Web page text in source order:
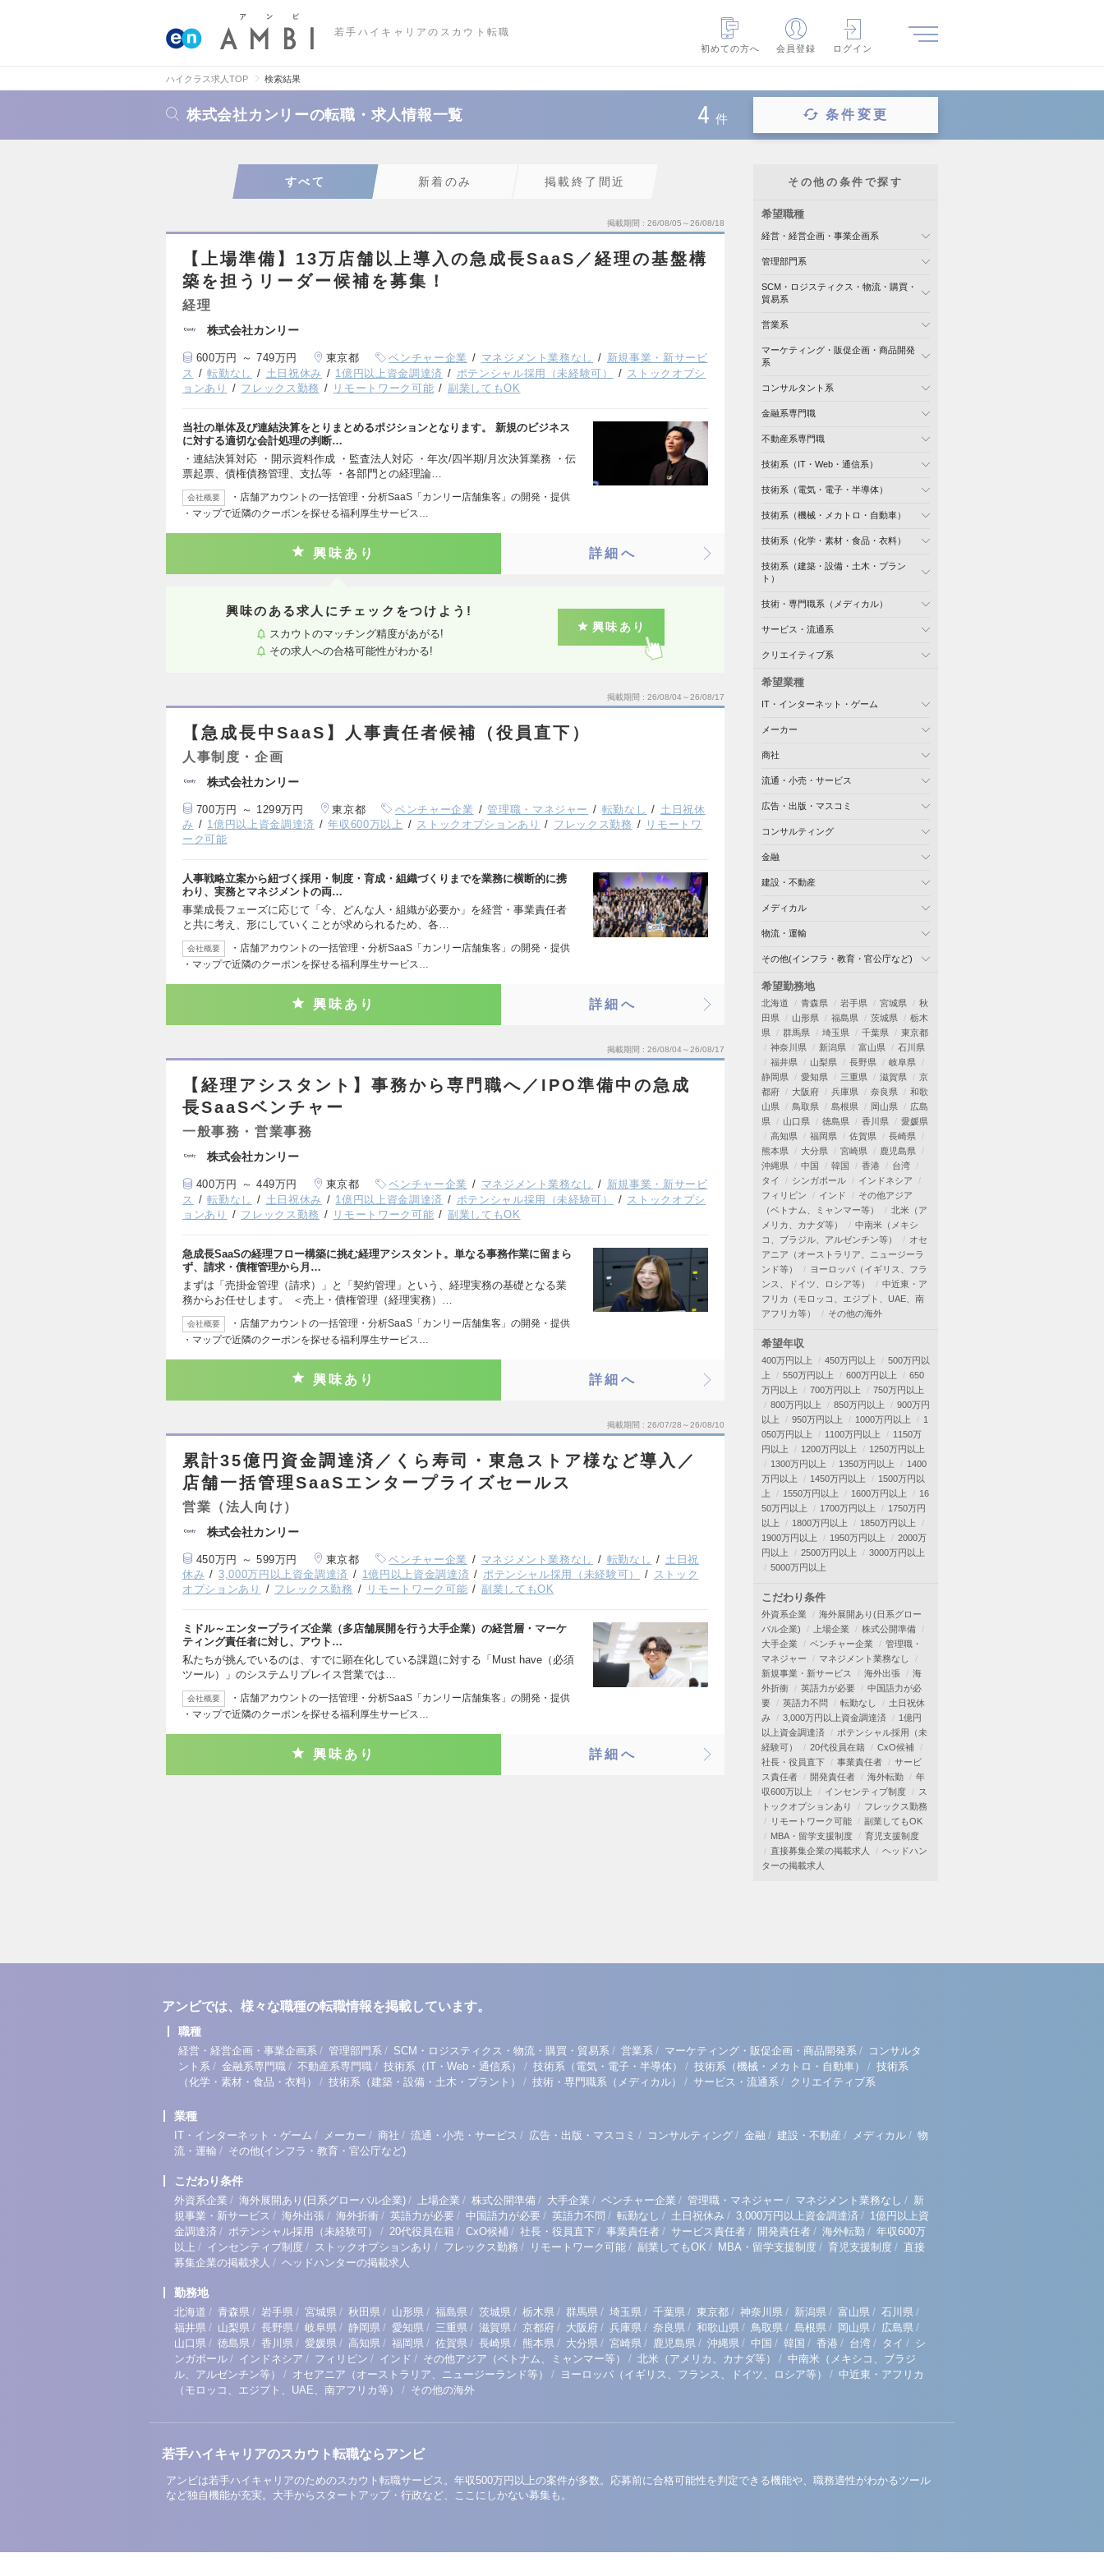
若手ハイキャリアのスカウト転職
初めての方へ
会員登録 ログイン
ハイクラス求人TOP 検索結果
株式会社カンリーの転職・求人情報一覧 4 件 条件変更
すべて 新着のみ 掲載終了間近
掲載期間 26/08/05～26/08/18
【上場準備】13万店舗以上導入の急成長SaaS／経理の基盤構
築を担うリーダー候補を募集！
経理
株式会社カンリー
600万円 ～ 749万円 東京都 ベンチャー企業 マネジメント業務なし
新規事業・新サービ
ス
転勤なし 土日祝休み 1億円以上資金調達済 ポテンシャル採用（未経験可）
ストックオプシ
ョンあり
フレックス勤務 リモートワーク可能 副業してもOK
当社の単体及び連結決算をとりまとめるポジションとなります。 新規のビジネス
に対する適切な会計処理の判断…
・連結決算対応 ・開示資料作成 ・監査法人対応 ・年次/四半期/月次決算業務 ・伝
票起票、債権債務管理、支払等 ・各部門との経理論…
会社概要
・店舗アカウントの一括管理・分析SaaS「カンリー店舗集客」の開発・提供
・マップで近隣のクーポンを探せる福利厚生サービス…
興味あり 詳細へ
興味のある求人にチェックをつけよう!
スカウトのマッチング精度があがる!
その求人への合格可能性がわかる!
興味あり
掲載期間 26/08/04～26/08/17
【急成長中SaaS】人事責任者候補（役員直下）
人事制度・企画
株式会社カンリー
700万円 ～ 1299万円 東京都 ベンチャー企業 管理職・マネジャー 転勤なし
土日祝休
み
1億円以上資金調達済 年収600万以上 ストックオプションあり フレックス勤務
リモートワ
ーク可能
人事戦略立案から紐づく採用・制度・育成・組織づくりまでを業務に横断的に携
わり、実務とマネジメントの両…
事業成長フェーズに応じて「今、どんな人・組織が必要か」を経営・事業責任者
と共に考え、形にしていくことが求められるため、各…
会社概要
・店舗アカウントの一括管理・分析SaaS「カンリー店舗集客」の開発・提供
・マップで近隣のクーポンを探せる福利厚生サービス…
興味あり 詳細へ
掲載期間 26/08/04～26/08/17
【経理アシスタント】事務から専門職へ／IPO準備中の急成
長SaaSベンチャー
一般事務・営業事務
株式会社カンリー
400万円 ～ 449万円 東京都 ベンチャー企業 マネジメント業務なし
新規事業・新サービ
ス
転勤なし 土日祝休み 1億円以上資金調達済 ポテンシャル採用（未経験可）
ストックオプシ
ョンあり
フレックス勤務 リモートワーク可能 副業してもOK
急成長SaaSの経理フロー構築に挑む経理アシスタント。単なる事務作業に留まら
ず、請求・債権管理から月…
まずは「売掛金管理（請求）」と「契約管理」という、経理実務の基礎となる業
務からお任せします。 ＜売上・債権管理（経理実務）…
会社概要
・店舗アカウントの一括管理・分析SaaS「カンリー店舗集客」の開発・提供
・マップで近隣のクーポンを探せる福利厚生サービス…
興味あり 詳細へ
掲載期間 26/07/28～26/08/10
累計35億円資金調達済／くら寿司・東急ストア様など導入／
店舗一括管理SaaSエンタープライズセールス
営業（法人向け）
株式会社カンリー
450万円 ～ 599万円 東京都 ベンチャー企業 マネジメント業務なし 転勤なし
土日祝
休み
3,000万円以上資金調達済 1億円以上資金調達済 ポテンシャル採用（未経験可）
ストック
オプションあり
フレックス勤務 リモートワーク可能 副業してもOK
ミドル～エンタープライズ企業（多店舗展開を行う大手企業）の経営層・マーケ
ティング責任者に対し、アウト…
私たちが挑んでいるのは、すでに顕在化している課題に対する「Must have（必須
ツール）」のシステムリプレイス営業では…
会社概要
・店舗アカウントの一括管理・分析SaaS「カンリー店舗集客」の開発・提供
・マップで近隣のクーポンを探せる福利厚生サービス…
興味あり 詳細へ
その他の条件で探す
希望職種
経営・経営企画・事業企画系
管理部門系
SCM・ロジスティクス・物流・購買・
貿易系
営業系
マーケティング・販促企画・商品開発
系
コンサルタント系
金融系専門職
不動産系専門職
技術系（IT・Web・通信系）
技術系（電気・電子・半導体）
技術系（機械・メカトロ・自動車）
技術系（化学・素材・食品・衣料）
技術系（建築・設備・土木・プラン
ト）
技術・専門職系（メディカル）
サービス・流通系
クリエイティブ系
希望業種
IT・インターネット・ゲーム
メーカー
商社
流通・小売・サービス
広告・出版・マスコミ
コンサルティング
金融
建設・不動産
メディカル
物流・運輸
その他(インフラ・教育・官公庁など)
希望勤務地
北海道 青森県 岩手県 宮城県
秋
田県
山形県 福島県 茨城県
栃木
県
群馬県 埼玉県 千葉県
東京都
神奈川県
新潟県 富山県
石川県
福井県
山梨県 長野県
岐阜県
静岡県
愛知県 三重県 滋賀県
京
都府
大阪府 兵庫県 奈良県
和歌
山県
鳥取県 島根県 岡山県
広島
県
山口県 徳島県 香川県
愛媛県
高知県
福岡県 佐賀県
長崎県
熊本県
大分県 宮崎県
鹿児島県
沖縄県
中国 韓国 香港
台湾
タイ
シンガポール
インドネシア
フィリピン
インド
その他アジア
（ベトナム、ミャンマー等）
北米（ア
メリカ、カナダ等）
中南米（メキシ
コ、ブラジル、アルゼンチン等）
オセ
アニア（オーストラリア、ニュージーラ
ンド等）
ヨーロッパ（イギリス、フラ
ンス、ドイツ、ロシア等）
中近東・ア
フリカ（モロッコ、エジプト、UAE、南
アフリカ等）
その他の海外
希望年収
400万円以上 450万円以上
500万円以
上
550万円以上 600万円以上
650
万円以上
700万円以上
750万円以上
800万円以上
850万円以上
900万円
以上
950万円以上 1000万円以上
1
050万円以上
1100万円以上
1150万
円以上
1200万円以上
1250万円以上
1300万円以上
1350万円以上
1400
万円以上
1450万円以上
1500万円以
上
1550万円以上 1600万円以上
16
50万円以上
1700万円以上
1750万円
以上
1800万円以上
1850万円以上
1900万円以上
1950万円以上
2000万
円以上
2500万円以上
3000万円以上
5000万円以上
こだわり条件
外資系企業
海外展開あり(日系グロー
バル企業)
上場企業
株式公開準備
大手企業
ベンチャー企業
管理職・
マネジャー
マネジメント業務なし
新規事業・新サービス
海外出張
海
外折衝
英語力が必要
中国語力が必
要
英語力不問 転勤なし
土日祝休
み
3,000万円以上資金調達済
1億円
以上資金調達済
ポテンシャル採用（未
経験可）
20代役員在籍
CxO候補
社長・役員直下
事業責任者
サービ
ス責任者
開発責任者 海外転勤
年
収600万以上
インセンティブ制度
ス
トックオプションあり
フレックス勤務
リモートワーク可能
副業してもOK
MBA・留学支援制度
育児支援制度
直接募集企業の掲載求人
ヘッドハン
ターの掲載求人
アンビでは、様々な職種の転職情報を掲載しています。
職種
経営・経営企画・事業企画系 / 管理部門系 / SCM・ロジスティクス・物流・購買・貿易系 / 営業系 / マーケティング・販促企画・商品開発系 / コンサルタ
ント系 / 金融系専門職 / 不動産系専門職 / 技術系（IT・Web・通信系） / 技術系（電気・電子・半導体） / 技術系（機械・メカトロ・自動車） / 技術系
（化学・素材・食品・衣料）
/ 技術系（建築・設備・土木・プラント） / 技術・専門職系（メディカル） / サービス・流通系 / クリエイティブ系
業種
IT・インターネット・ゲーム / メーカー / 商社 / 流通・小売・サービス / 広告・出版・マスコミ / コンサルティング / 金融 / 建設・不動産 / メディカル / 物
流・運輸 / その他(インフラ・教育・官公庁など)
こだわり条件
外資系企業 / 海外展開あり(日系グローバル企業) / 上場企業 / 株式公開準備 / 大手企業 / ベンチャー企業 / 管理職・マネジャー / マネジメント業務なし / 新
規事業・新サービス / 海外出張 / 海外折衝 / 英語力が必要 / 中国語力が必要 / 英語力不問 / 転勤なし / 土日祝休み / 3,000万円以上資金調達済 / 1億円以上資
金調達済 / ポテンシャル採用（未経験可） / 20代役員在籍 / CxO候補 / 社長・役員直下 / 事業責任者 / サービス責任者 / 開発責任者 / 海外転勤 / 年収600万
以上 / インセンティブ制度 / ストックオプションあり / フレックス勤務 / リモートワーク可能 / 副業してもOK / MBA・留学支援制度 / 育児支援制度 / 直接
募集企業の掲載求人 / ヘッドハンターの掲載求人
勤務地
北海道 / 青森県 / 岩手県 / 宮城県 / 秋田県 / 山形県 / 福島県 / 茨城県 / 栃木県 / 群馬県 / 埼玉県 / 千葉県 / 東京都 / 神奈川県 / 新潟県 / 富山県 / 石川県 /
福井県 / 山梨県 / 長野県 / 岐阜県 / 静岡県 / 愛知県 / 三重県 / 滋賀県 / 京都府 / 大阪府 / 兵庫県 / 奈良県 / 和歌山県 / 鳥取県 / 島根県 / 岡山県 / 広島県 /
山口県 / 徳島県 / 香川県 / 愛媛県 / 高知県 / 福岡県 / 佐賀県 / 長崎県 / 熊本県 / 大分県 / 宮崎県 / 鹿児島県 / 沖縄県 / 中国 / 韓国 / 香港 / 台湾 / タイ / シ
ンガポール / インドネシア / フィリピン / インド / その他アジア（ベトナム、ミャンマー等） / 北米（アメリカ、カナダ等） / 中南米（メキシコ、ブラジ
ル、アルゼンチン等）
/ オセアニア（オーストラリア、ニュージーランド等） / ヨーロッパ（イギリス、フランス、ドイツ、ロシア等） / 中近東・アフリカ
（モロッコ、エジプト、UAE、南アフリカ等）
/ その他の海外
若手ハイキャリアのスカウト転職ならアンビ
アンビは若手ハイキャリアのためのスカウト転職サービス。年収500万円以上の案件が多数。応募前に合格可能性を判定できる機能や、職務適性がわかるツール
など独自機能が充実。大手からスタートアップ・行政など、ここにしかない募集も。